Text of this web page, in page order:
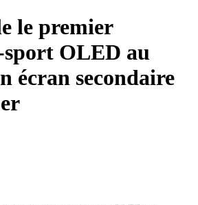
le premier
OLED au
écran secondaire